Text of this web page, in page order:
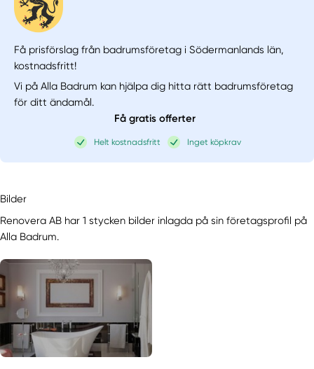
Få prisförslag från badrumsföretag i Södermanlands län,
kostnadsfritt!
Vi på Alla Badrum kan hjälpa dig hitta rätt badrumsföretag
för ditt ändamål.
Få gratis offerter
Helt kostnadsfritt Inget köpkrav
Bilder
Renovera AB har 1 stycken bilder inlagda på sin företagsprofil på
Alla Badrum.